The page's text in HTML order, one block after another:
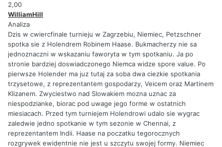
2,00
WilliamHill
Analiza
Dzis w cwiercfinale turnieju w Zagrzebiu, Niemiec, Petzschner
spotka sie z Holendrem Robinem Haase. Bukmacherzy nie sa
jednoznaczni w wskazaniu faworyta w tym spotkaniu. Ja po
stronie bardziej doswiadczonego Niemca widze spore value. Po
pierwsze Holender ma juz tutaj za soba dwa ciezkie spotkania
trzysetowe, z reprezentantem gospodarzy, Veicem oraz Martinem
Klizanem. Zwyciestwo nad Slowakiem mozna uznac za
niespodzianke, biorac pod uwage jego forme w ostatnich
miesiacach. Przed tym turniejem Holendrowi udalo sie wygrac
zaledwie jedno spotkanie w tym sezonie w Chennai, z
reprezentantem Indii. Haase na poczatku tegorocznych
rozgrywek ewidentnie nie jest u szczytu swojej formy. Niemiec